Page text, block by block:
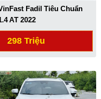
Fadil Tiêu Chuẩn
AT 2022
298 Triệu